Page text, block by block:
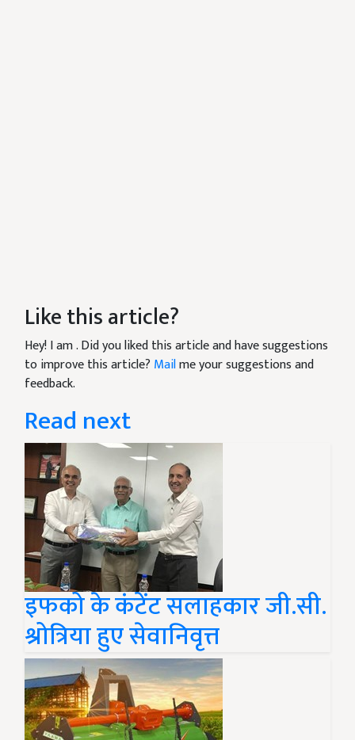
Like this article?
Hey! I am. Did you liked this article and have suggestions
to improve this article? Mailme your suggestions and
feedback.
Read next
इफको के कंटेंट सलाहकार जी.सी.
श्रोत्रिया हुए सेवानिवृत्त